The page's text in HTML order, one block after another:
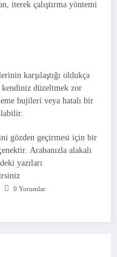
iterek çalıştırma yöntemi
karşılaştığı oldukça
kendiniz düzeltmek zor
bujileri veya hatalı bir
gözden geçirmesi için bir
Arabanızla alakalı
yazıları
0 Yorumlar